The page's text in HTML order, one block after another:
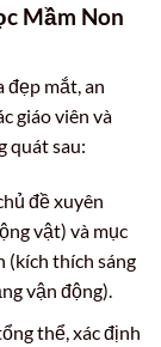
Mầm Non
đẹp mắt, an
giáo viên và
quát sau:
đề xuyên
vật) và mục
(kích thích sáng
vận động).
thể, xác định